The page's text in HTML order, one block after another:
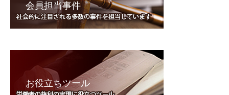
会員担当事件
お役立ちツール